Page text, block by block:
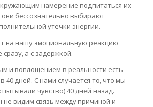
намерение подпитаться их
они бессознательно выбирают
утечки энергии.
на нашу эмоциональную реакцию
сразу, а с задержкой.
и воплощением в реальности есть
40 дней. С нами случается то, что мы
чувство) 40 дней назад.
не видим связь между причиной и